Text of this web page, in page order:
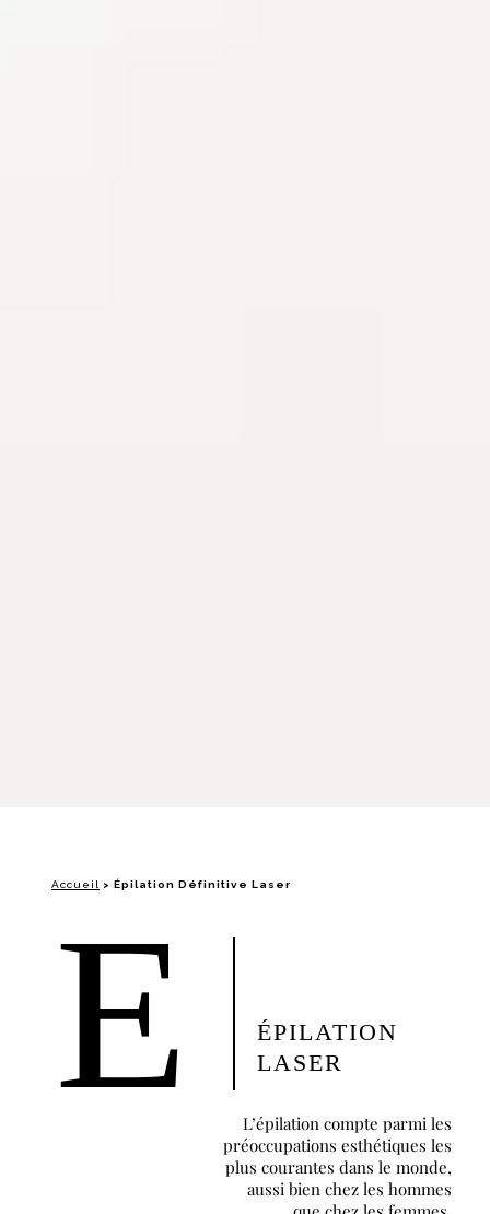
Accueil > Épilation Définitive Laser
E
ÉPILATION
LASER
L’épilation compte parmi les
préoccupations esthétiques les
plus courantes dans le monde,
aussi bien chez les hommes